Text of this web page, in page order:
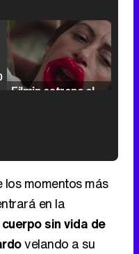
/ Duration
2:24 Remaining
2:24
Fullscreen
momentos más
en la
cuerpo sin vida de
velando a su